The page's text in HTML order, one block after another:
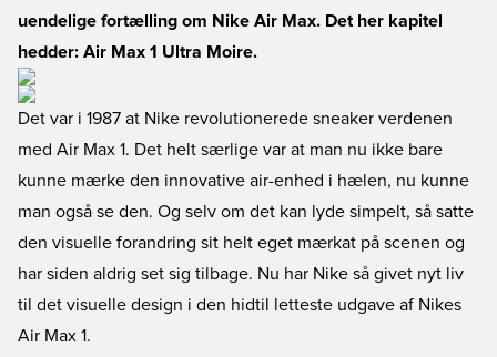
uendelige fortælling om Nike Air Max. Det her kapitel
hedder: Air Max 1 Ultra Moire.
Det var i 1987 at Nike revolutionerede sneaker verdenen
med Air Max 1. Det helt særlige var at man nu ikke bare
kunne mærke den innovative air-enhed i hælen, nu kunne
man også se den. Og selv om det kan lyde simpelt, så satte
den visuelle forandring sit helt eget mærkat på scenen og
har siden aldrig set sig tilbage. Nu har Nike så givet nyt liv
til det visuelle design i den hidtil letteste udgave af Nikes
Air Max 1.